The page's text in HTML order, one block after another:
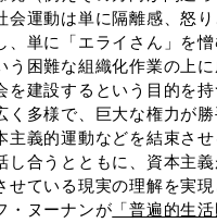
運動は単に隔離感、怒
単に「エライさん」を
困難な組織化作業の上に
建設するという目的を
多様で、巨大な権力が
義的運動などを結束さ
合うとともに、資本主
ている現実の理解を実現
・ヌーナンが 「普遍的生